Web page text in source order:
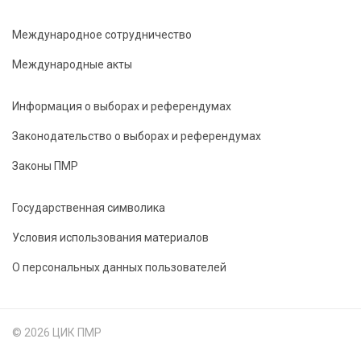
Международное сотрудничество
Международные акты
Информация о выборах и референдумах
Законодательство о выборах и референдумах
Законы ПМР
Государственная символика
Условия использования материалов
О персональных данных пользователей
© 2026 ЦИК ПМР